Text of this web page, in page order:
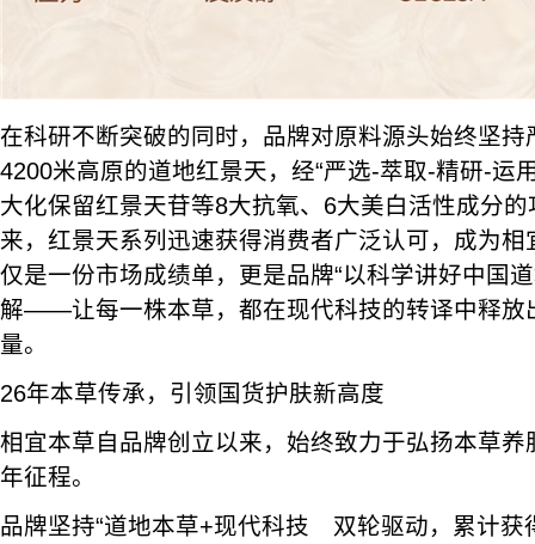
在科研不断突破的同时，品牌对原料源头始终坚
4200米高原的道地红景天，经“严选-萃取-精研-运
大化保留红景天苷等8大抗氧、6大美白活性成分
来，红景天系列迅速获得消费者广泛认可，成为
仅是一份市场成绩单，更是品牌“以科学讲好中国
解——让每一株本草，都在现代科技的转译中释放
量。
26年本草传承，引领国货护肤新高度
相宜本草自品牌创立以来，始终致力于弘扬本草
年征程。
品牌坚持“道地本草+现代科技 双轮驱动，累计获